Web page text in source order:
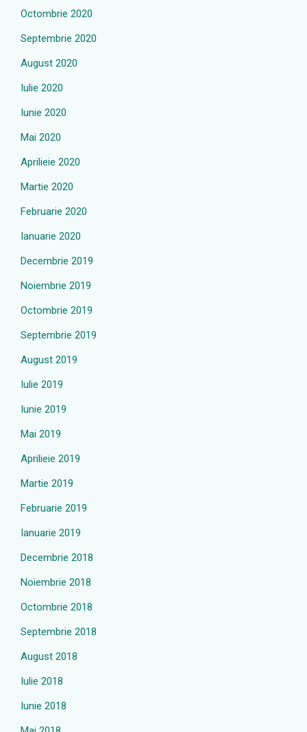
Octombrie 2020
Septembrie 2020
August 2020
Iulie 2020
Iunie 2020
Mai 2020
Aprilieie 2020
Martie 2020
Februarie 2020
Ianuarie 2020
Decembrie 2019
Noiembrie 2019
Octombrie 2019
Septembrie 2019
August 2019
Iulie 2019
Iunie 2019
Mai 2019
Aprilieie 2019
Martie 2019
Februarie 2019
Ianuarie 2019
Decembrie 2018
Noiembrie 2018
Octombrie 2018
Septembrie 2018
August 2018
Iulie 2018
Iunie 2018